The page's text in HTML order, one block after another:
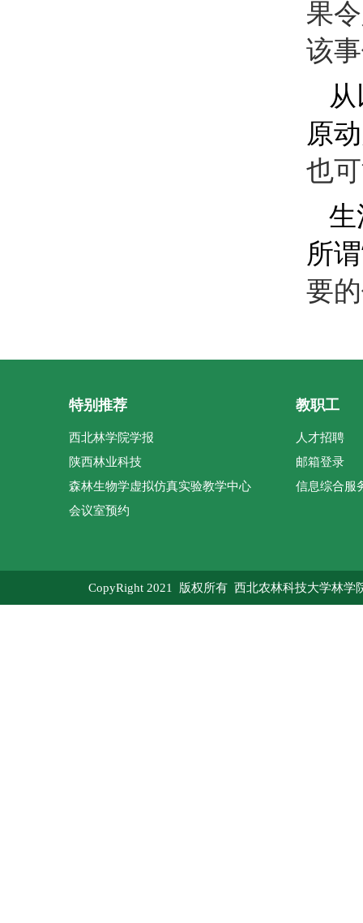
果
该
原
也
所
要
特别推荐
西北林学院学报
陕西林业科技
森林生物学虚拟仿真实验教学中心
会议室预约
教职工
人才招聘
邮箱登录
信息综合服
CopyRight 2021 版权所有 西北农林科技大学林